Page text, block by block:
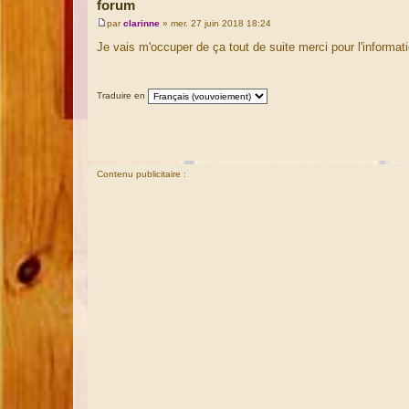
forum
M
s
e
parclarinne » mer. 27 juin 2018 18:24
Je vais m'occuper de ça tout de suite merci pour
Traduire en
Contenu publicitaire :